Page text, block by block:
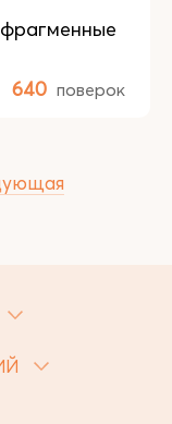
640 поверок